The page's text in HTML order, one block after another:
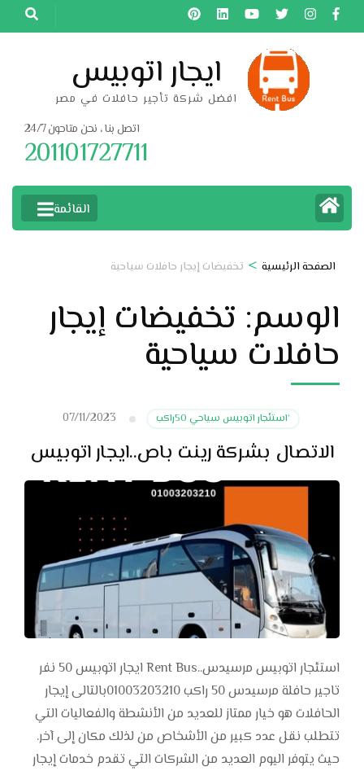
تخطى
إلى
ايجار اتوبيس
افضل شركة تأجير حافلات في مصر
اتصل بنا ، نحن متاحون 24/7
201101727711
القائمة
الصفحة الرئيسية > تخفيضات إيجار حافلات سياحية
الوسم: تخفيضات إيجار
حافلات سياحية
‘استئجار اتوبيس سياحي 50راكب 07/11/2023
الاتصال بشركة رينت باص..ايجار اتوبيس
استئجار اتوبيس مرسيدس..Rent Bus ايجار اتوبيس 50 نفر
تاجير حافلة مرسيدس 50 راكب 01003203210بالتالى إيجار
الحافلات هو خيار ممتاز للعديد من الأنشطة والفعاليات التي
تتطلب نقل عدد كبير من الأشخاص من لذلك مكان إلى آخر.
حيث يتوفر اليوم العديد من الشركات التي تقدم خدمات إيجار